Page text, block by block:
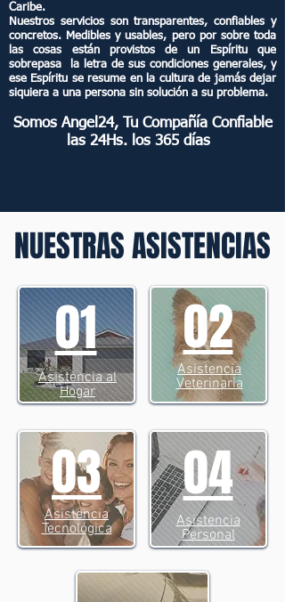
Caribe.
Nuestros servicios son transparentes, confiables y
concretos. Medibles y usables, pero por sobre toda
las cosas están provistos de un Espíritu que
sobrepasa la letra de sus condiciones generales, y
ese Espíritu se resume en la cultura de jamás dejar
siquiera a una persona sin solución a su problema.
Somos Angel24, Tu Compañía Confiable
las 24Hs. los 365 días
NUESTRAS ASISTENCIAS
Asistencia al
Hogar
01 02
Asistencia
Veterinaria
Asistencia
Tecnológica
03
Asistencia
Personal
04